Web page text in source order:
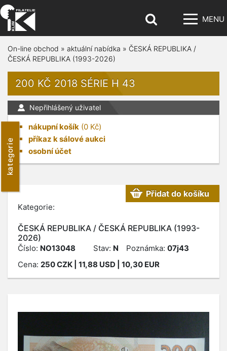
MENU
kategorie
On-line obchod » aktuální nabídka » ČESKÁ REPUBLIKA /
ČESKÁ REPUBLIKA (1993-2026)
200 KČ 2018 SÉRIE H 43
Nepřihlášený uživatel
nákupní košík (0 Kč)
příkaz k sálové aukci
osobní účet
Kategorie:
ČESKÁ REPUBLIKA / ČESKÁ REPUBLIKA (1993-
2026)
Přidat do košíku
Číslo: NO13048 Stav: N Poznámka: 07j43
Cena: 250CZK | 11,88 USD | 10,30 EUR